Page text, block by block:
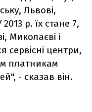
Львові,
р. їх стане 7,
Миколаєві і
сервісні центри,
платникам
- сказав він.